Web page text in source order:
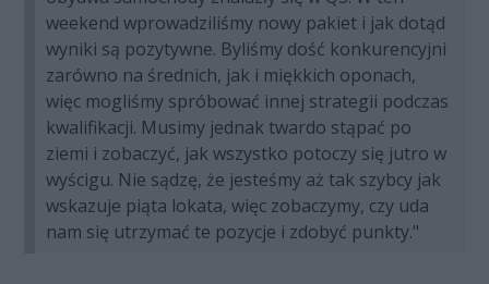
weekend wprowadziliśmy nowy pakiet i jak dotąd
wyniki są pozytywne. Byliśmy dość konkurencyjni
zarówno na średnich, jak i miękkich oponach,
więc mogliśmy spróbować innej strategii podczas
kwalifikacji. Musimy jednak twardo stąpać po
ziemi i zobaczyć, jak wszystko potoczy się jutro w
wyścigu. Nie sądzę, że jesteśmy aż tak szybcy jak
wskazuje piąta lokata, więc zobaczymy, czy uda
nam się utrzymać te pozycje i zdobyć punkty."